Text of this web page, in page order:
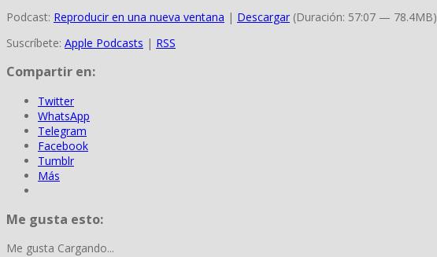
Podcast: Reproducir en una nueva ventana | Descargar (Duración: 57:07 — 78.4MB)
Suscríbete: Apple Podcasts | RSS
Compartir en:
Twitter
WhatsApp
Telegram
Facebook
Tumblr
Más
Me gusta esto:
Me gusta Cargando...